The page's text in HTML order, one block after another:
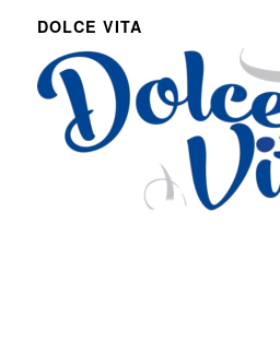
DOLCE VITA